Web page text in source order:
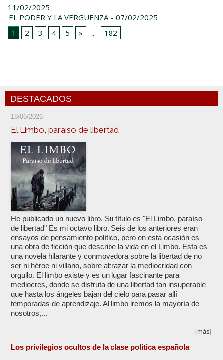
11/02/2025
EL PODER Y LA VERGÜENZA - 07/02/2025
1
2 3 4 5 » ... 182
DESTACADOS
18/06/2026
El Limbo, paraíso de libertad
He publicado un nuevo libro. Su título es "El Limbo, paraíso
de libertad" Es mi octavo libro. Seis de los anteriores eran
ensayos de pensamiento político, pero en esta ocasión es
una obra de ficción que describe la vida en el Limbo. Esta es
una novela hilarante y conmovedora sobre la libertad de no
ser ni héroe ni villano, sobre abrazar la mediocridad con
orgullo. El limbo existe y es un lugar fascinante para
mediocres, donde se disfruta de una libertad tan insuperable
que hasta los ángeles bajan del cielo para pasar allí
temporadas de aprendizaje. Al limbo iremos la mayoría de
nosotros,...
[más]
Los privilegios ocultos de la clase política española